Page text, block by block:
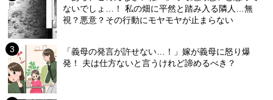
ないでしょ…！ 私の畑に平然と踏み入る隣人…無
視？悪意？その行動にモヤモヤが止まらない
「義母の発言が許せない…！」嫁が義母に怒り爆
発！ 夫は仕方ないと言うけれど諦めるべき？